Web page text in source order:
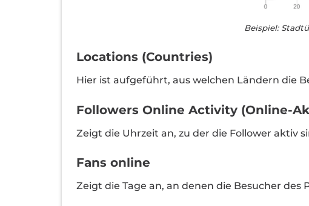
Beispiel:
Locations (Countries)
Hier ist aufgeführt, aus welchen Ländern die
Followers Online Activity (Online-
Zeigt die Uhrzeit an, zu der die Follower aktiv
Fans online
Zeigt die Tage an, an denen die Besucher